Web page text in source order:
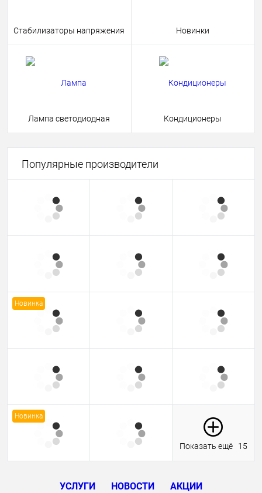
Стабилизаторы напряжения Новинки
Лампа светодиодная Кондиционеры
Популярные производители
Новинка
Новинка
Показать ещё 15
УСЛУГИ НОВОСТИ АКЦИИ